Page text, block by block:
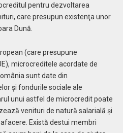
pentru dezvoltarea
care presupun existenţa unor
Dună.
(care presupune
microcreditele acordate de
sunt date din
şi fondurile sociale ale
unui astfel de microcredit poate
venituri de natură salarială şi
Există destui membri